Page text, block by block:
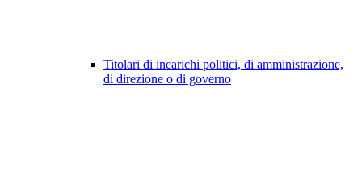
Titolari di incarichi politici, di amministrazione,
di direzione o di governo